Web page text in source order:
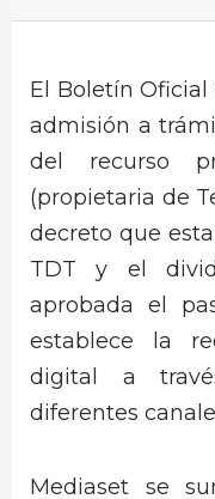
El Boletín Oficial
admisión a
del recurso
(propietaria de
decreto que
TDT y el
aprobada el
establece la
digital a
diferentes
Mediaset se